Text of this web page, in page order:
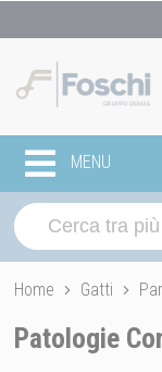
MENU
Home Gatti
Patologie